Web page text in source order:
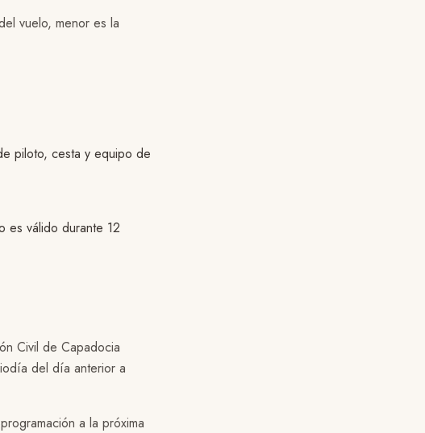
vuelo, menor es la
piloto, cesta y equipo de
es válido durante 12
Civil de Capadocia
del día anterior a
a la próxima